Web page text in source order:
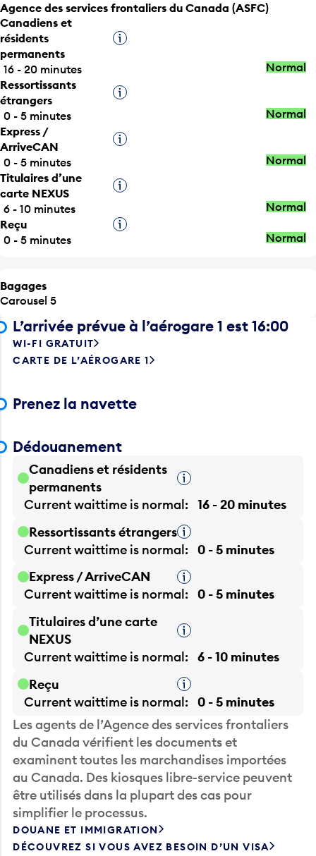
Agence des services frontaliers du Canada (ASFC)
Canadiens et
résidents
permanents
Infobulle
16 - 20 minutes
Normal
Ressortissants
étrangers
Infobulle
0 - 5 minutes
Normal
Express /
ArriveCAN
Infobulle
0 - 5 minutes
Normal
Titulaires d’une
carte NEXUS
Infobulle
6 - 10 minutes
Normal
Reçu
Infobulle
0 - 5 minutes
Normal
Bagages
Carousel 5
L’arrivée prévue à l’aérogare 1 est 16:00
WI-FI GRATUIT
CARTE DE L’AÉROGARE 1
Prenez la navette
Dédouanement
Canadiens et résidents
permanents
Infobulle
Current waittime is normal
16 - 20 minutes
Ressortissants étrangersInfobulle
Current waittime is normal
0 - 5 minutes
Express / ArriveCAN
Infobulle
Current waittime is normal
0 - 5 minutes
Titulaires d’une carte
NEXUS
Infobulle
Current waittime is normal
6 - 10 minutes
Reçu
Infobulle
Current waittime is normal
0 - 5 minutes
Les agents de l’Agence des services frontaliers
du Canada vérifient les documents et
examinent toutes les marchandises importées
au Canada. Des kiosques libre-service peuvent
être utilisés dans la plupart des cas pour
simplifier le processus.
DOUANE ET IMMIGRATION
DÉCOUVREZ SI VOUS AVEZ BESOIN D’UN VISA